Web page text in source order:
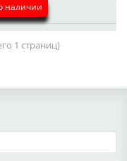
наличии
1 страниц)